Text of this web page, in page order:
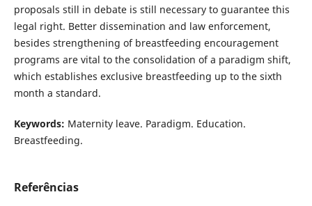
proposals still in debate is still necessary to guarantee this
legal right. Better dissemination and law enforcement,
besides strengthening of breastfeeding encouragement
programs are vital to the consolidation of a paradigm shift,
which establishes exclusive breastfeeding up to the sixth
month a standard.
Keywords: Maternity leave. Paradigm. Education.
Breastfeeding.
Referências